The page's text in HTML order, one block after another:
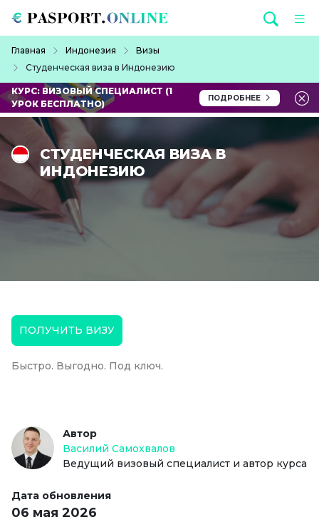
Главная Индонезия
Визы
Студенческая виза в Индонезию
КУРС: ВИЗОВЫЙ СПЕЦИАЛИСТ (1
УРОК БЕСПЛАТНО)
ПОДРОБНЕЕ
СТУДЕНЧЕСКАЯ ВИЗА В
ИНДОНЕЗИЮ
ПОЛУЧИТЬ ВИЗУ
Быстро. Выгодно. Под ключ.
Автор
Василий Самохвалов
Ведущий визовый специалист и автор курса
Дата обновления
06 мая 2026